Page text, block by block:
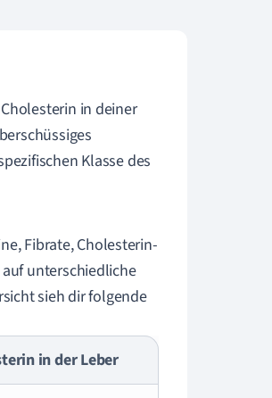
in deiner
Klasse des
Fibrate, Cholesterin-
unterschiedliche
sieh dir folgende
in der Leber